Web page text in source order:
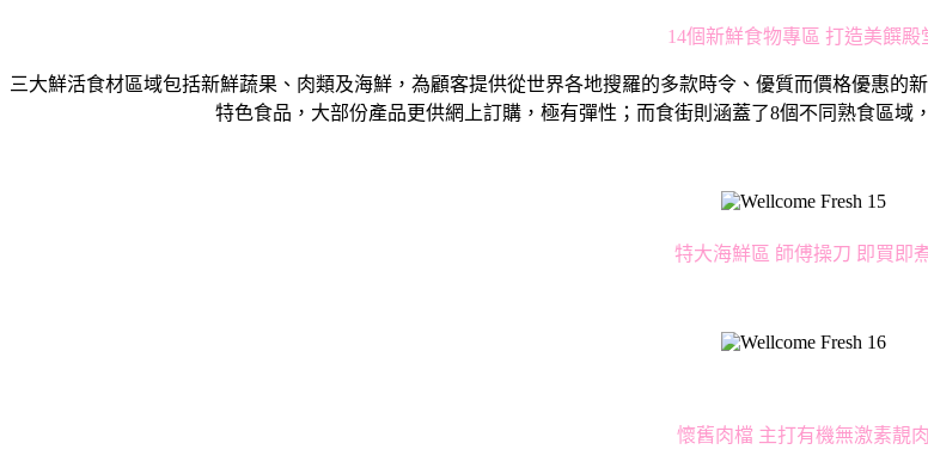
14個新鮮食物專區 打造美饌殿
三大鮮活食材區域包括新鮮蔬果、肉類及海鮮，為顧客提供從世界各地搜羅的多款時令、優質而價格優惠
特色食品，大部份產品更供網上訂購，極有彈性；而食街則涵蓋了8個不同熟食區域
特大海鮮區 師傅操刀 即買即
懷舊肉檔 主打有機無激素靚肉